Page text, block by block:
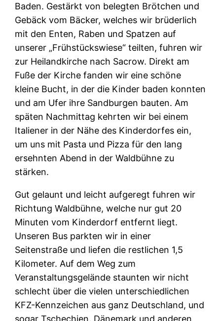
Baden. Gestärkt von belegten Brötchen und
Gebäck vom Bäcker, welches wir brüderlich
mit den Enten, Raben und Spatzen auf
unserer „Frühstückswiese“ teilten, fuhren wir
zur Heilandkirche nach Sacrow. Direkt am
Fuße der Kirche fanden wir eine schöne
kleine Bucht, in der die Kinder baden konnten
und am Ufer ihre Sandburgen bauten. Am
späten Nachmittag kehrten wir bei einem
Italiener in der Nähe des Kinderdorfes ein,
um uns mit Pasta und Pizza für den lang
ersehnten Abend in der Waldbühne zu
stärken.
Gut gelaunt und leicht aufgeregt fuhren wir
Richtung Waldbühne, welche nur gut 20
Minuten vom Kinderdorf entfernt liegt.
Unseren Bus parkten wir in einer
Seitenstraße und liefen die restlichen 1,5
Kilometer. Auf dem Weg zum
Veranstaltungsgelände staunten wir nicht
schlecht über die vielen unterschiedlichen
KFZ-Kennzeichen aus ganz Deutschland, und
sogar Tschechien, Dänemark und anderen